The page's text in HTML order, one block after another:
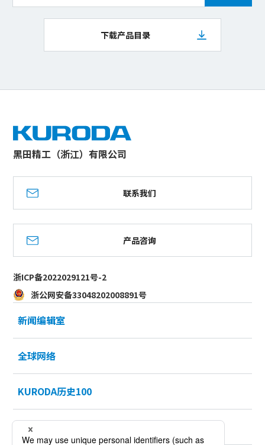
下载产品目录
黑田精工（浙江）有限公司
联系我们
产品咨询
浙ICP备2022029121号-2
浙公网安备33048202008891号
新闻编辑室
全球网络
KURODA历史100
招聘信息